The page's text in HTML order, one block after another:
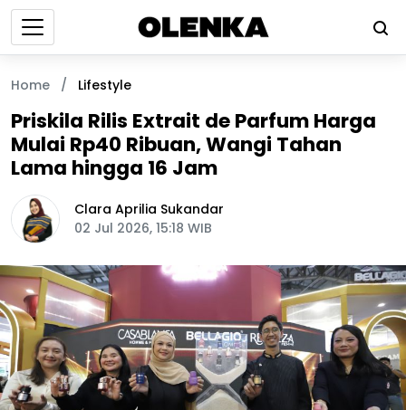
Home / Lifestyle
Priskila Rilis Extrait de Parfum Harga
Mulai Rp40 Ribuan, Wangi Tahan
Lama hingga 16 Jam
Clara Aprilia Sukandar
02 Jul 2026, 15:18 WIB